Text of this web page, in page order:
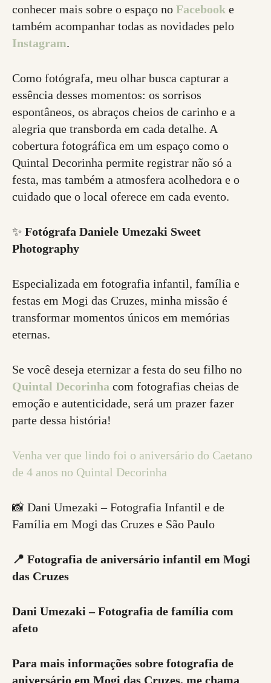
conhecer mais sobre o espaço no Facebook e
também acompanhar todas as novidades pelo
Instagram.
Como fotógrafa, meu olhar busca capturar a
essência desses momentos: os sorrisos
espontâneos, os abraços cheios de carinho e a
alegria que transborda em cada detalhe. A
cobertura fotográfica em um espaço como o
Quintal Decorinha permite registrar não só a
festa, mas também a atmosfera acolhedora e o
cuidado que o local oferece em cada evento.
✨ Fotógrafa Daniele Umezaki Sweet
Photography
Especializada em fotografia infantil, família e
festas em Mogi das Cruzes, minha missão é
transformar momentos únicos em memórias
eternas.
Se você deseja eternizar a festa do seu filho no
Quintal Decorinha com fotografias cheias de
emoção e autenticidade, será um prazer fazer
parte dessa história!
Venha ver que lindo foi o aniversário do Caetano
de 4 anos no Quintal Decorinha
📸 Dani Umezaki – Fotografia Infantil e de
Família em Mogi das Cruzes e São Paulo
📍 Fotografia de aniversário infantil em Mogi
das Cruzes
Dani Umezaki – Fotografia de família com
afeto
Para mais informações sobre fotografia de
aniversário em Mogi das Cruzes, me chama